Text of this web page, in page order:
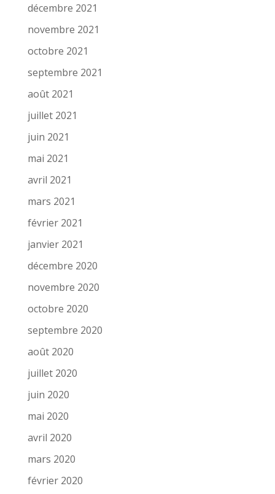
décembre 2021
novembre 2021
octobre 2021
septembre 2021
août 2021
juillet 2021
juin 2021
mai 2021
avril 2021
mars 2021
février 2021
janvier 2021
décembre 2020
novembre 2020
octobre 2020
septembre 2020
août 2020
juillet 2020
juin 2020
mai 2020
avril 2020
mars 2020
février 2020